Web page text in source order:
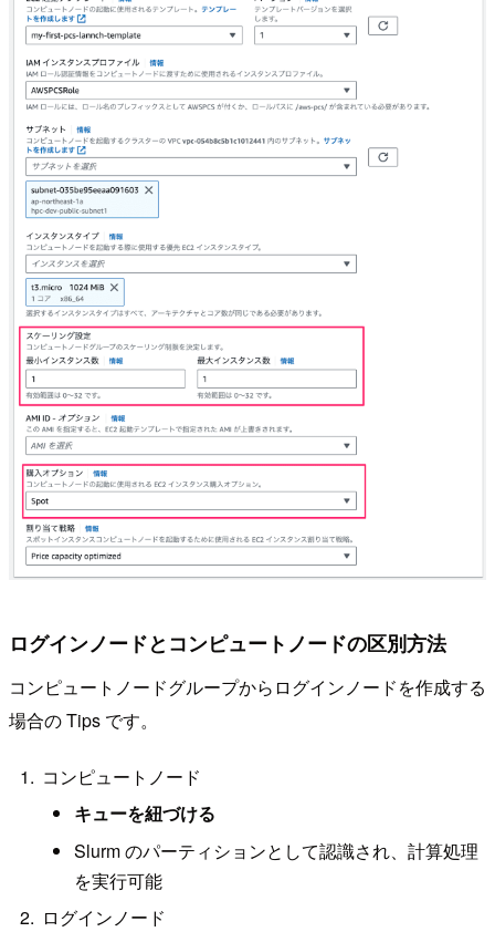
ログインノードとコンピュートノードの区別方法
コンピュートノードグループからログインノードを作成する
場合の Tips です。
コンピュートノード
キューを紐づける
Slurm のパーティションとして認識され、計算処理
を実行可能
ログインノード